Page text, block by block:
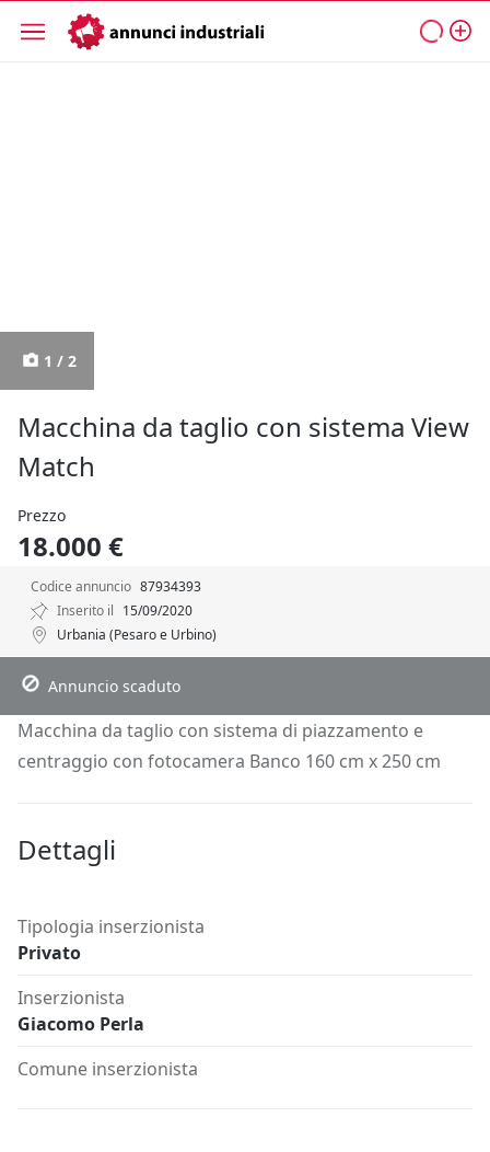
1 / 2
Macchina da taglio con sistema View
Match
Prezzo
18.000 €
Codice annuncio 87934393
Inserito il 15/09/2020
Urbania (Pesaro e Urbino)
Descrizione
Dettagli Posizione Richiedi Info
Annuncio scaduto
Macchina da taglio con sistema di piazzamento e
centraggio con fotocamera Banco 160 cm x 250 cm
Dettagli
Tipologia inserzionista
Privato
Inserzionista
Giacomo Perla
Comune inserzionista